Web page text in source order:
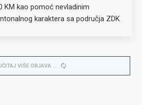
KM kao pomoć nevladinim
karaktera sa područja ZDK
VIŠE OBJAVA